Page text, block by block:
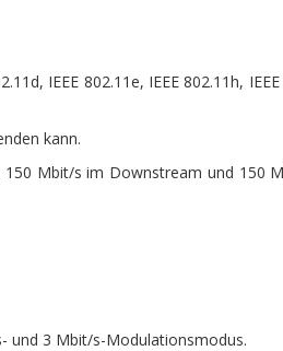
IEEE 802.11e, IEEE 802.11h,
kann.
150 Mbit/s im Downstream und 150
und 3 Mbit/s-Modulationsmodus.